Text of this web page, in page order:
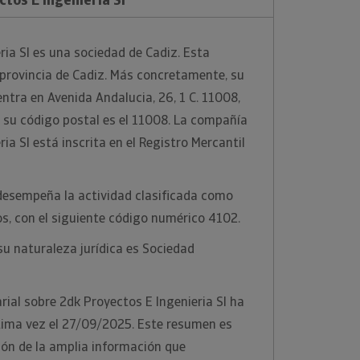
Sl es una sociedad de Cadiz. Esta
de Cadiz. Más concretamente, su
en Avenida Andalucia, 26, 1 C. 11008,
su código postal es el 11008. La compañía
Sl está inscrita en el Registro Mercantil
la actividad clasificada como
con el siguiente código numérico 4102.
naturaleza jurídica es Sociedad
sobre 2dk Proyectos E Ingenieria Sl ha
vez el 27/09/2025. Este resumen es
de la amplia información que